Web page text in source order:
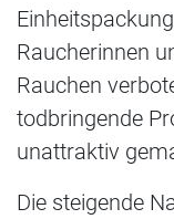
Raucherinnen
Rauchen
todbringende
unattraktiv
Die steigende